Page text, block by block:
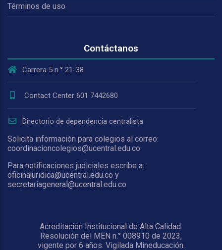
Términos de uso
Contáctanos
Carrera 5 n.° 21-38
Contact Center 601 7442680
Directorio de dependencia centralista
Solicita información para colegios al correo:
coordinacioncolegios@ucentral.edu.co
Para notificaciones judiciales escribe a:
oficinajuridica@ucentral.edu.co y
secretariageneral@ucentral.edu.co
Acreditación Institucional de Alta Calidad.
Resolución del MEN n.° 008910 de 2023,
vigente por 6 años. Vigilada Mineducación.